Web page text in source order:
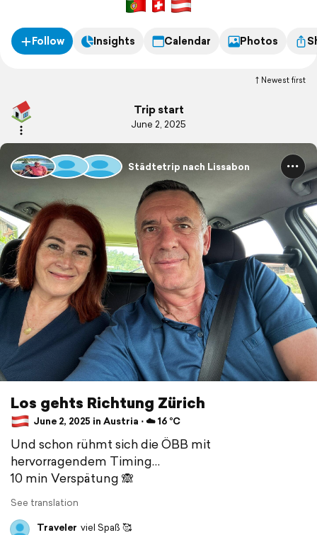
Follow Insights Calendar Photos
Newest first
Trip start
June 2, 2025
Städtetrip nach Lissabon
Los gehts Richtung Zürich
June 2, 2025 in Austria ⋅ ☁️ 16 °C
Und schon rühmt sich die ÖBB mit
hervorragendem Timing…
10 min Verspätung 🙈
See translation
Traveler viel Spaß 🥰